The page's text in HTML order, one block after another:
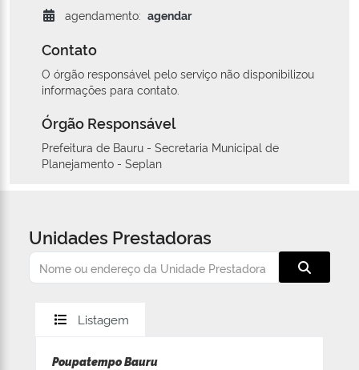
agendamento: agendar
Contato
O órgão responsável pelo serviço não disponibilizou
informações para contato.
Órgão Responsável
Prefeitura de Bauru - Secretaria Municipal de
Planejamento - Seplan
Unidades Prestadoras
Listagem
Poupatempo Bauru